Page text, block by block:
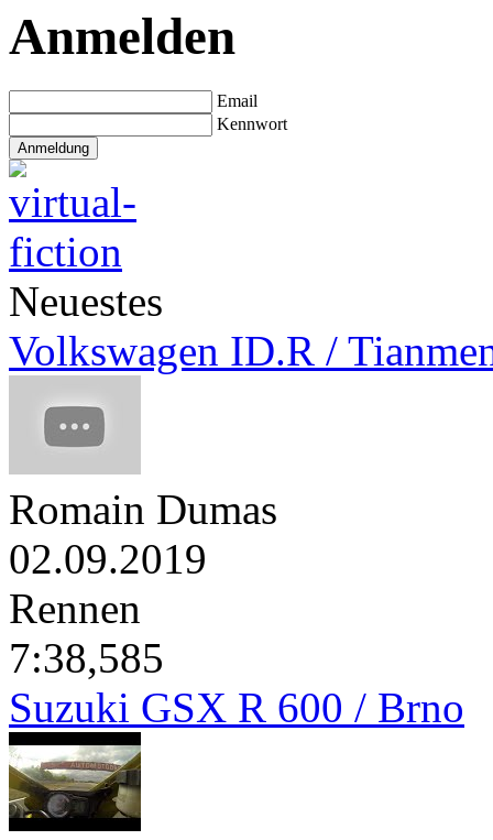
Anmelden
Email
Kennwort
Neuestes
Volkswagen ID.R /
Romain Dumas
02.09.2019
Rennen
7:38,585
Suzuki GSX R 600 / Brno